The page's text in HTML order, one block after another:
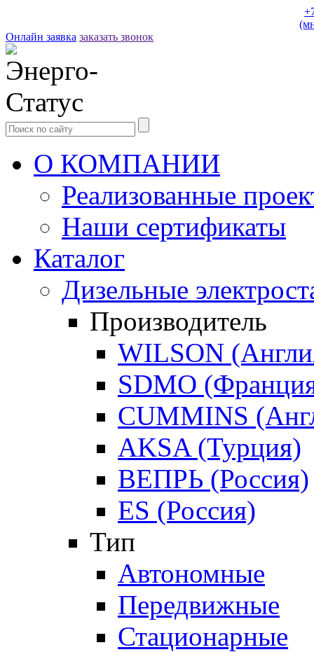
Онлайн заявка заказать звонок
О КОМПАНИИ
Реализованные
Наши сертификаты
Каталог
Дизельные
Производитель
WILSON
SDMO
CUMMINS
AKSA (Турция)
ВЕПРЬ (Россия)
ES (Россия)
Тип
Автономные
Передвижные
Стационарные